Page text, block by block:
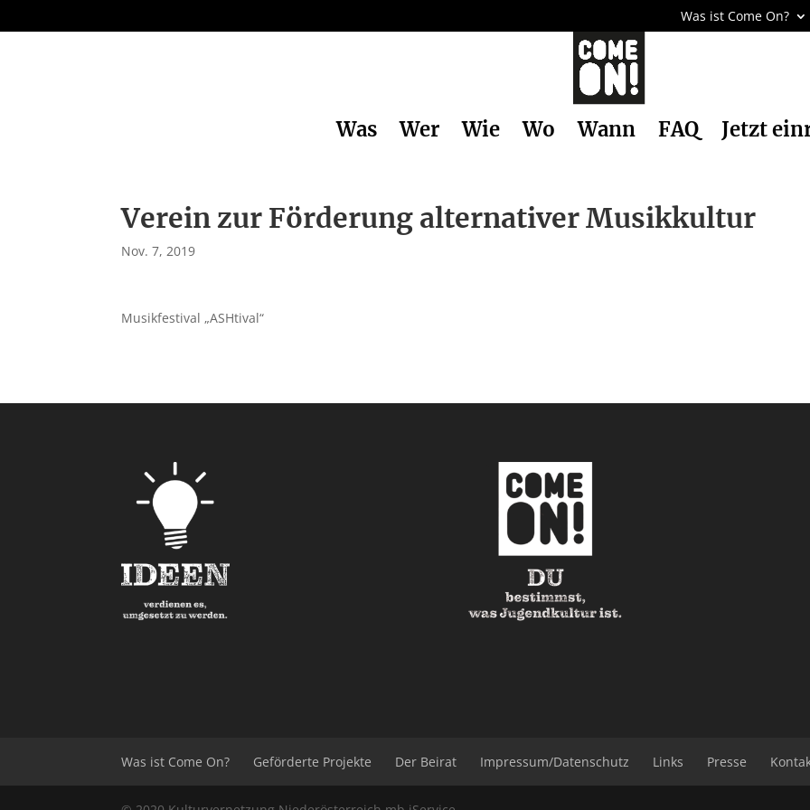
Was ist Come On?
Was Wer Wie Wo Wann FAQ Jetzt
Verein zur Förderung alternativer Musikkultur
Nov. 7, 2019
Musikfestival „ASHtival“
Was ist Come On? Geförderte Projekte Der Beirat Impressum/Datenschutz Links Presse